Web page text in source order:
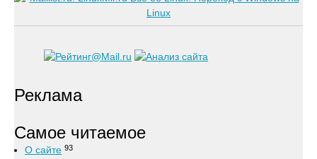
Реклама
Самое читаемое
О сайте 93